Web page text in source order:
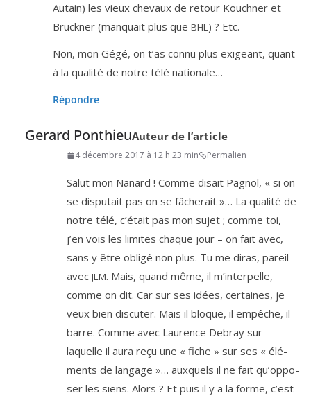
Autain) les vieux che­vaux de retour Kouchner et
Bruckner (man­quait plus que BHL) ? Etc.
Non, mon Gégé, on t’as connu plus exi­geant, quant
à la qua­li­té de notre télé nationale…
Répondre
Gerard PonthieuAuteur de l’article
4 décembre 2017 à 12 h 23 min Permalien
Salut mon Nanard ! Comme disait Pagnol, « si on
se dis­pu­tait pas on se fâche­rait »… La qua­li­té de
notre télé, c’é­tait pas mon sujet ; comme toi,
j’en vois les limites chaque jour – on fait avec,
sans y être obli­gé non plus. Tu me diras, pareil
avec JLM. Mais, quand même, il m’in­ter­pelle,
comme on dit. Car sur ses idées, cer­taines, je
veux bien dis­cu­ter. Mais il bloque, il empêche, il
barre. Comme avec Laurence Debray sur
laquelle il aura reçu une « fiche » sur ses « élé­
ments de lan­gage »… aux­quels il ne fait qu’op­po­
ser les siens. Alors ? Et puis il y a la forme, c’est